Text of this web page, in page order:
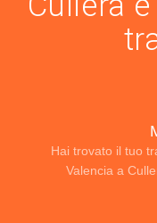
Hai trovato il tuo
Valencia a